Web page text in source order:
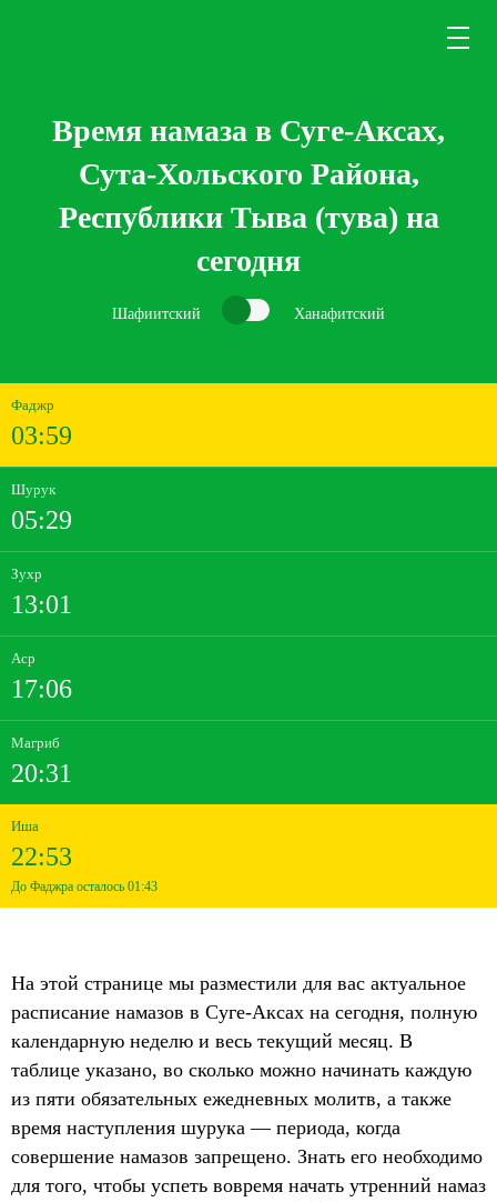
Время намаза в Суге-Аксах,
Сута-Хольского Района,
Республики Тыва (тува) на
сегодня
Шафиитский Ханафитский
Фаджр
03:59
Шурук
05:29
Зухр
13:01
Аср
17:06
Магриб
20:31
Иша
22:53
До Фаджра осталось 01:43
На этой странице мы разместили для вас актуальное
расписание намазов в Суге-Аксах на сегодня, полную
календарную неделю и весь текущий месяц. В
таблице указано, во сколько можно начинать каждую
из пяти обязательных ежедневных молитв, а также
время наступления шурука — периода, когда
совершение намазов запрещено. Знать его необходимо
для того, чтобы успеть вовремя начать утренний намаз